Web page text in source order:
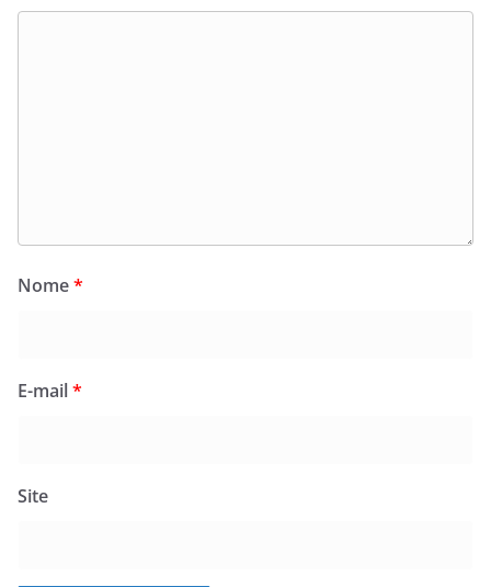
Nome*
E-mail*
Site